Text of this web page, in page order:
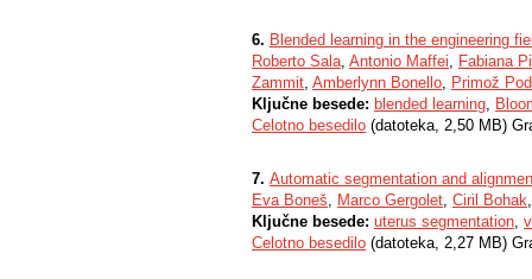
6. Blended learning in the engineering
Roberto Sala, Antonio Maffei, Fabiana
Zammit, Amberlynn Bonello, Primož
Ključne besede: blended learning,
Celotno besedilo (datoteka, 2,50 MB)
7. Automatic segmentation and
Eva Boneš, Marco Gergolet, Ciril Bohak
Ključne besede: uterus segmentation,
Celotno besedilo (datoteka, 2,27 MB)